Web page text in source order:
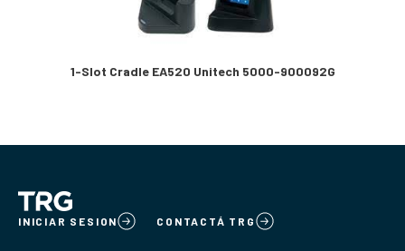
1-Slot Cradle EA520 Unitech 5000-900092G
INICIAR SESION CONTACTÁ TRG